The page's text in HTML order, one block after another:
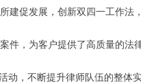
建促发展，创新双四一工作法
件，为客户提供了高质量的法
动，不断提升律师队伍的整体